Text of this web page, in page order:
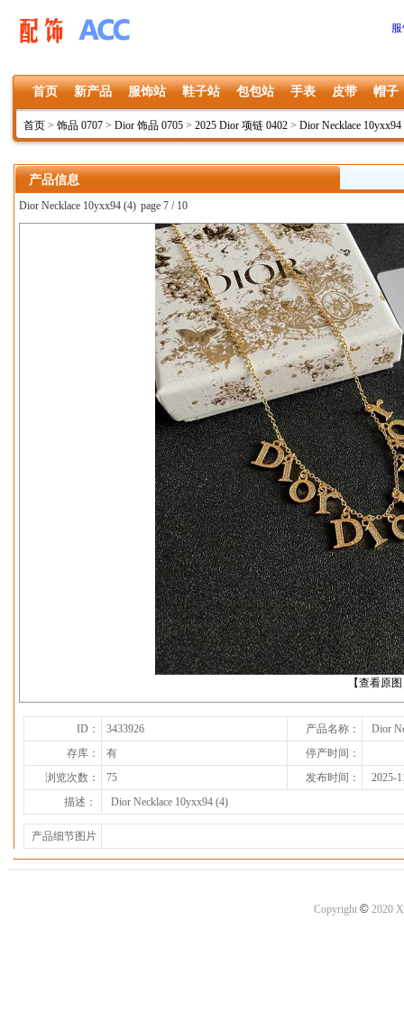
首页 新产品 服饰站 鞋子站 包包站 手表 皮带 帽子
首页 > 饰品 0707 > Dior 饰品 0705 > 2025 Dior 项链 0402 > Dior Necklace 10yxx94
产品信息
Dior Necklace 10yxx94 (4) page 7 / 10
【查看原
上一张
下一张
ID： 3433926 产品名称：
Dior
存库：
有
停产时间：
浏览次数：
75 发布时间：
2025-
描述：
Dior Necklace 10yxx94 (4)
产品细节图片
Copyright ©2020